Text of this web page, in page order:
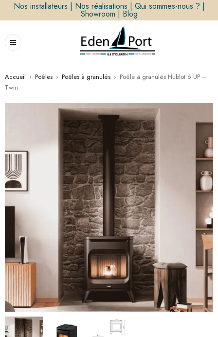
Nos installateurs | Nos réalisations | Qui sommes-nous ? |
Showroom | Blog
Accueil › Poêles › Poêles à granulés › Poêle à granulés Hublot 6 UP –
Twin